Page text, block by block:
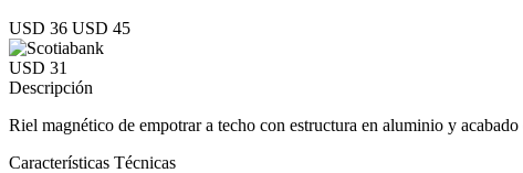
USD 36 USD 45
USD 31
Descripción
Riel magnético de empotrar a techo con estructura en aluminio y
Características Técnicas